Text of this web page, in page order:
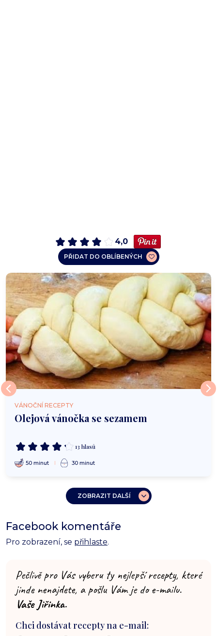
4,0
PŘIDAT DO OBLÍBENÝCH
VÁNOČNÍ RECEPTY
Olejová vánočka se sezamem
13 hlasů
50 minut 30 minut
ZOBRAZIT DALŠÍ
Facebook komentáře
Pro zobrazení, se přihlaste.
Pečlivě pro Vás vyberu ty nejlepší recepty, které
jinde nenajdete, a pošlu Vám je do e-mailu.
Vaše Jiřinka.
Chci dostávat recepty na e-mail: